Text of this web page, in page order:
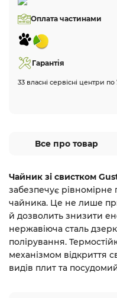
Оплата частинами
Гарантія
33 власні сервісні центри по
Все про товар
Чайник зі свистком
забезпечує рівномірне
чайника. Це не лише
й дозволить знизити
нержавіюча сталь
полірування.
механізмом відкриття
видів плит та